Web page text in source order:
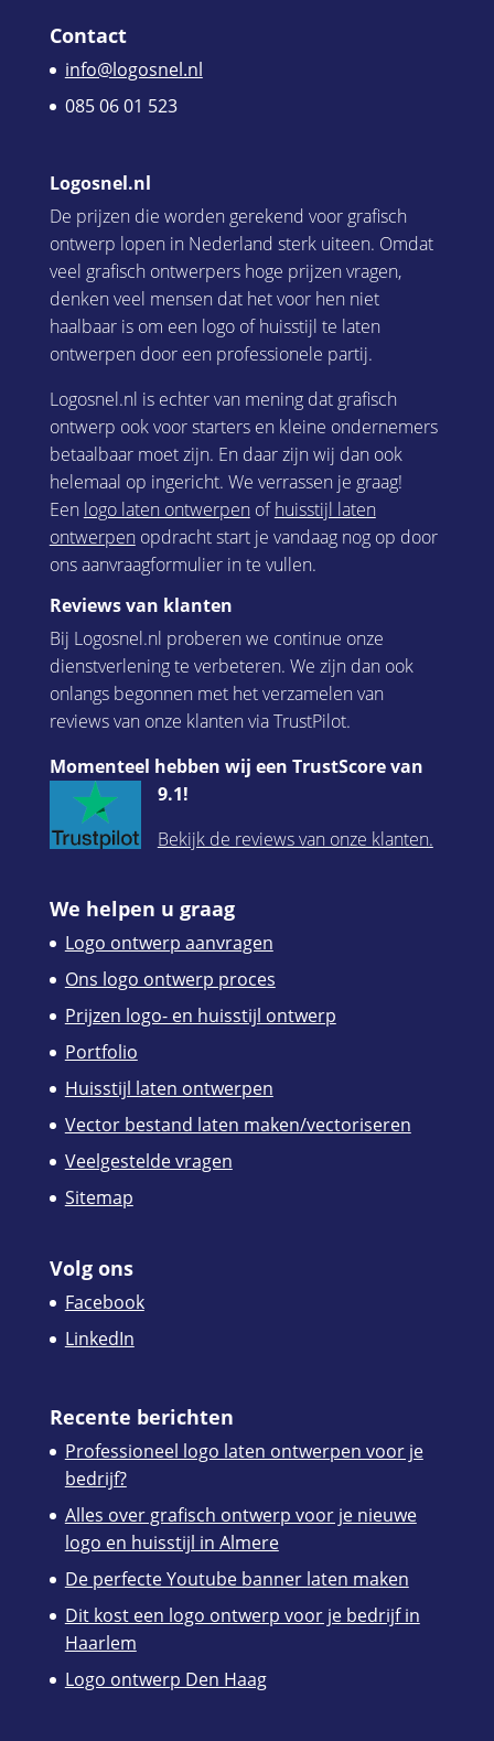
Contact
info@logosnel.nl
085 06 01 523
Logosnel.nl
De prijzen die worden gerekend voor grafisch
ontwerp lopen in Nederland sterk uiteen. Omdat
veel grafisch ontwerpers hoge prijzen vragen,
denken veel mensen dat het voor hen niet
haalbaar is om een logo of huisstijl te laten
ontwerpen door een professionele partij.
Logosnel.nl is echter van mening dat grafisch
ontwerp ook voor starters en kleine ondernemers
betaalbaar moet zijn. En daar zijn wij dan ook
helemaal op ingericht. We verrassen je graag!
Een logo laten ontwerpenofhuisstijl laten
ontwerpenopdracht start je vandaag nog op door
ons aanvraagformulier in te vullen.
Reviews van klanten
Bij Logosnel.nl proberen we continue onze
dienstverlening te verbeteren. We zijn dan ook
onlangs begonnen met het verzamelen van
reviews van onze klanten via TrustPilot.
Momenteel hebben wij een TrustScore van
9.1!
Bekijk de reviews van onze klanten.
We helpen u graag
Logo ontwerp aanvragen
Ons logo ontwerp proces
Prijzen logo- en huisstijl ontwerp
Portfolio
Huisstijl laten ontwerpen
Vector bestand laten maken/vectoriseren
Veelgestelde vragen
Sitemap
Volg ons
Facebook
LinkedIn
Recente berichten
Professioneel logo laten ontwerpen voor je
bedrijf?
Alles over grafisch ontwerp voor je nieuwe
logo en huisstijl in Almere
De perfecte Youtube banner laten maken
Dit kost een logo ontwerp voor je bedrijf in
Haarlem
Logo ontwerp Den Haag